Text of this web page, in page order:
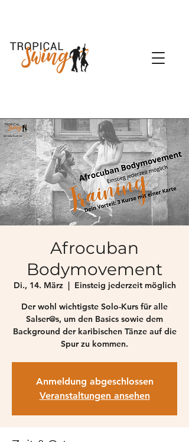
Afrocuban
Bodymovement
Di., 14. März
  |
Einsteig jederzeit möglich
Der wohl wichtigste Solo-Kurs für alle
Salser@s, um den Basics sowie dem
Background der karibischen Tänze auf die
Spur zu kommen.
Anmeldung abgeschlossen
Veranstaltungen ansehen